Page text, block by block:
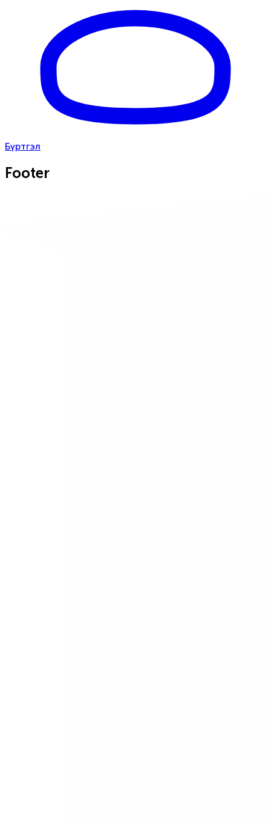
Бүртгэл
Footer